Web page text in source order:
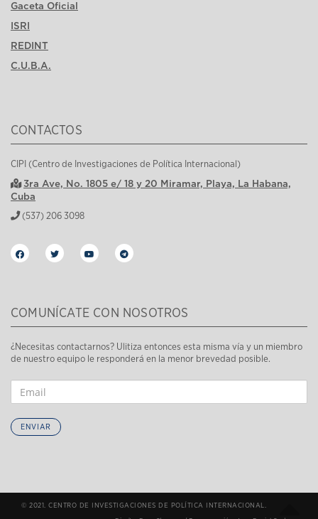
Gaceta Oficial
ISRI
REDINT
C.U.B.A.
CONTACTOS
CIPI (Centro de Investigaciones de Política Internacional)
3ra Ave, No. 1805 e/ 18 y 20 Miramar, Playa, La Habana,
Cuba
(537) 206 3098
COMUNÍCATE CON NOSOTROS
¿Necesitas contactarnos? Ulitiza entonces esta misma vía y un miembro
de nuestro equipo le responderá en la menor brevedad posible.
ENVIAR
© 2021. CENTRO DE INVESTIGACIONES DE POLÍTICA INTERNACIONAL.